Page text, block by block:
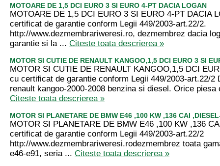
MOTOARE DE 1,5 DCI EURO 3 SI EURO 4-PT DACIA LOGAN
MOTOARE DE 1,5 DCI EURO 3 SI EURO 4-PT DACIA
certificat de garantie conform Legii 449/2003-art.22/2.
http://www.dezmembrariweresi.ro, dezmembrez dacia
garantie si la ... Citeste toata descrierea »
MOTOR SI CUTIE DE RENAULT KANGOO,1,5 DCI EURO 3 SI
MOTOR SI CUTIE DE RENAULT KANGOO,1,5 DCI
cu certificat de garantie conform Legii 449/2003-art.22/2
renault kangoo-2000-2008 benzina si diesel. Orice
Citeste toata descrierea »
MOTOR SI PLANETARE DE BMW E46 ,100 KW ,136 CAI
MOTOR SI PLANETARE DE BMW E46 ,100 KW ,136
certificat de garantie conform Legii 449/2003-art.22/2
http://www.dezmembrariweresi.rodezmembrez toata
e46-e91, seria ... Citeste toata descrierea »